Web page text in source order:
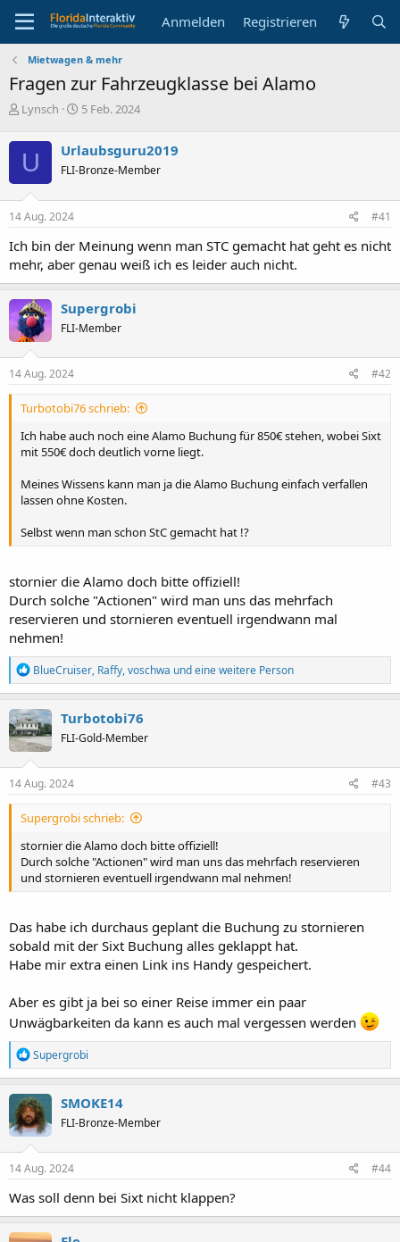
Anmelden Registrieren
Mietwagen & mehr
Fragen zur Fahrzeugklasse bei Alamo
E
s
t
e
l
l
e
Lynsch
E
t
e
l
m
5 Feb. 2024
U Urlaubsguru2019
FLI-Bronze-Member
14 Aug. 2024 #41
Ich bin der Meinung wenn man STC gemacht hat geht es nicht
mehr, aber genau weiß ich es leider auch nicht.
Supergrobi
FLI-Member
14 Aug. 2024 #42
Turbotobi76 schrieb:
Ich habe auch noch eine Alamo Buchung für 850€ stehen, wobei Sixt
mit 550€ doch deutlich vorne liegt.
Meines Wissens kann man ja die Alamo Buchung einfach verfallen
lassen ohne Kosten.
Selbst wenn man schon StC gemacht hat !?
stornier die Alamo doch bitte offiziell!
Durch solche "Actionen" wird man uns das mehrfach
reservieren und stornieren eventuell irgendwann mal
nehmen!
R
e
a
k
t
i
o
n
e
BlueCruiser, Raffy,voschwa und eine weitere Person
Turbotobi76
FLI-Gold-Member
14 Aug. 2024 #43
Supergrobi schrieb:
stornier die Alamo doch bitte offiziell!
Durch solche "Actionen" wird man uns das mehrfach reservieren
und stornieren eventuell irgendwann mal nehmen!
Das habe ich durchaus geplant die Buchung zu stornieren
sobald mit der Sixt Buchung alles geklappt hat.
Habe mir extra einen Link ins Handy gespeichert.
Aber es gibt ja bei so einer Reise immer ein paar
Unwägbarkeiten da kann es auch mal vergessen werden
R
e
a
k
t
i
o
n
e
:
Supergrobi
SMOKE14
FLI-Bronze-Member
14 Aug. 2024 #44
Was soll denn bei Sixt nicht klappen?